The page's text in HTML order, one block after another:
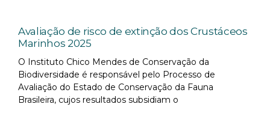
Avaliação de risco de extinção dos Crustáceos
Marinhos 2025
O Instituto Chico Mendes de Conservação da
Biodiversidade é responsável pelo Processo de
Avaliação do Estado de Conservação da Fauna
Brasileira, cujos resultados subsidiam o